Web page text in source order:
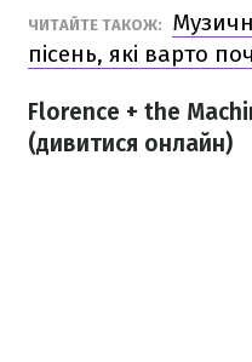
ЧИТАЙТЕ ТАКОЖ:
пісень, які варто
Florence + the
(дивитися онлайн)